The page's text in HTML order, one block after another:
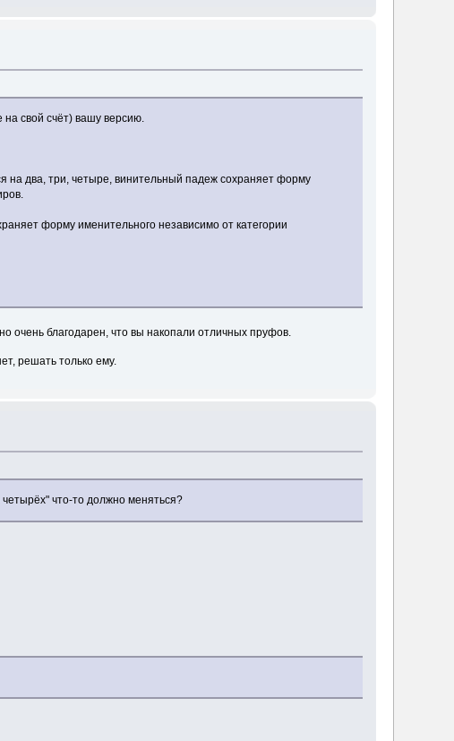
на свой счёт) вашу версию.
на два, три, четыре, винительный падеж сохраняет форму
форму именительного независимо от категории
очень благодарен, что вы накопали отличных пруфов.
решать только ему.
четырёх" что-то должно меняться?